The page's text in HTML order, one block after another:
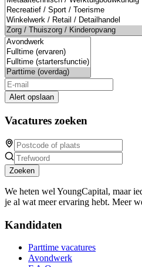
Alert opslaan
Vacatures zoeken
Zoeken
We heten wel YoungCapital, maar
je al wat meer ervaring hebt. Meer
Kandidaten
Parttime vacatures
Avondwerk